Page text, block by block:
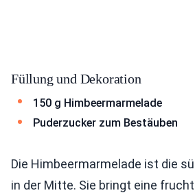
Füllung und Dekoration
150 g Himbeermarmelade
Puderzucker zum Bestäuben
Die Himbeermarmelade ist die
in der Mitte. Sie bringt eine